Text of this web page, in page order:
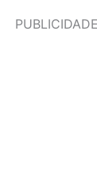
PUBLICIDADE